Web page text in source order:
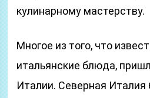
кулинарному мастерству.
Многое из того, что
итальянские блюда,
Италии. Северная Италия